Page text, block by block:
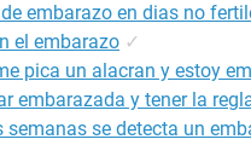
embarazo en dias no
el embarazo ✓
pica un alacran y estoy
embarazada y tener la
semanas se detecta un